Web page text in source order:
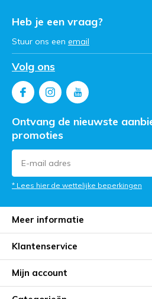
Heb je een vraag?
Stuur ons een email
Volg ons
Ontvang de nieuwste
promoties
* Lees hier de wettelijke beperkingen
Meer informatie
Klantenservice
Mijn account